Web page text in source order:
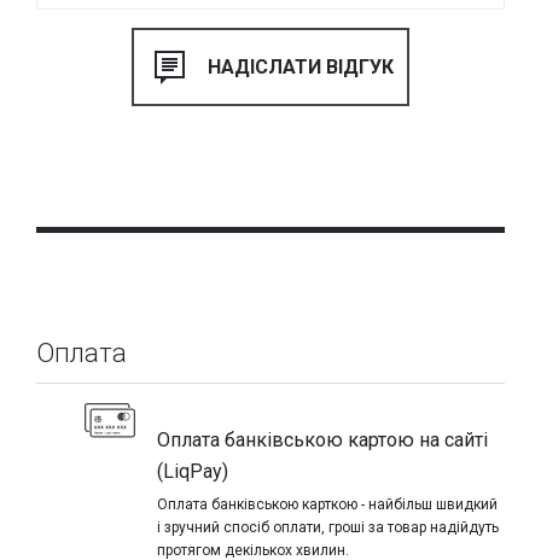
Оплата
Оплата банківською картою на сайті
(LiqPay)
Оплата банківською карткою - найбільш швидкий
і зручний спосіб оплати, гроші за товар надійдуть
протягом декількох хвилин.